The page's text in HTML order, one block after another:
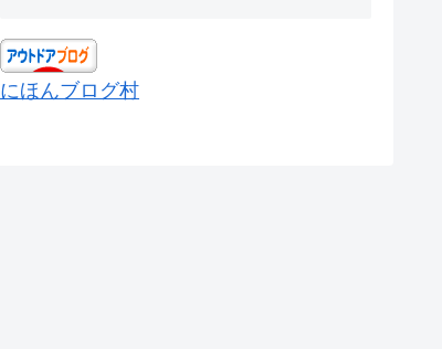
にほんブログ村